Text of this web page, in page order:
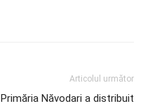
Articolul următor
Primăria Năvodari a distribuit